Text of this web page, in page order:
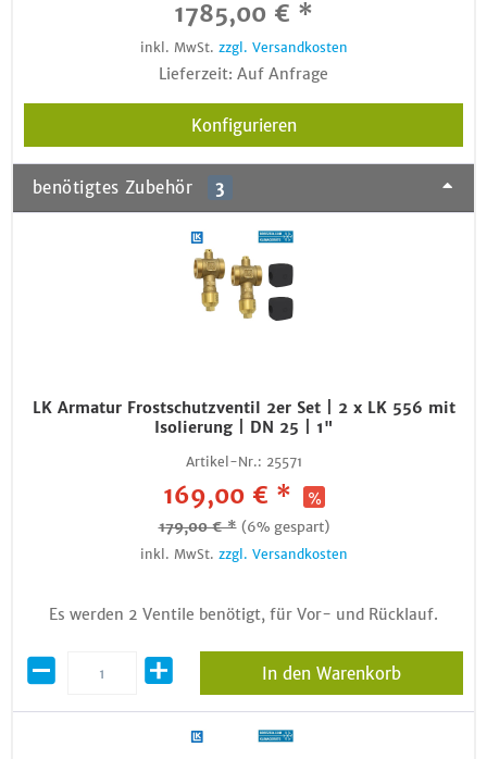
1785,00 € *
inkl. MwSt. zzgl. Versandkosten
Lieferzeit: Auf Anfrage
Konfigurieren
benötigtes Zubehör 3
LK Armatur Frostschutzventil 2er Set | 2 x LK 556 mit
Isolierung | DN 25 | 1"
Artikel-Nr.: 25571
169,00 € *
179,00 € * (6% gespart)
inkl. MwSt. zzgl. Versandkosten
Es werden 2 Ventile benötigt, für Vor- und Rücklauf.
In den Warenkorb